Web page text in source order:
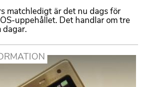
matchledigt är det nu dags för
uppehållet. Det handlar om tre
dagar.